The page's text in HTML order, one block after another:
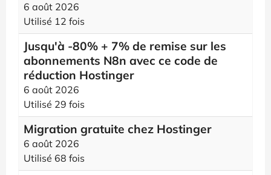
6 août 2026
Utilisé 12 fois
Jusqu'à -80% + 7% de remise sur les
abonnements N8n avec ce code de
réduction Hostinger
6 août 2026
Utilisé 29 fois
Migration gratuite chez Hostinger
6 août 2026
Utilisé 68 fois